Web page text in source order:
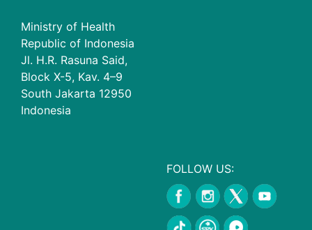
Ministry of Health
Republic of Indonesia
Jl. H.R. Rasuna Said,
Block X-5, Kav. 4–9
South Jakarta 12950
Indonesia
FOLLOW US: